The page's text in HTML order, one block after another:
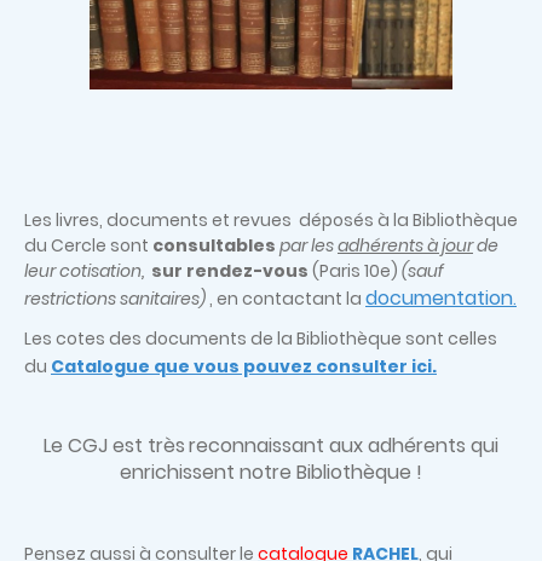
Les livres, documents et revues déposés à la Bibliothèque
du Cercle sont consultables par lesadhérents à jourde
leur cotisation, sur rendez-vous (Paris 10e) (sauf
restrictions sanitaires), en contactant la documentation.
Les cotes des documents de la Bibliothèque sont celles
du Catalogue que vous pouvez consulter ici.
Le CGJ est trèsreconnaissant aux adhérents qui
enrichissent notre Bibliothèque !
Pensez aussi à consulter le catalogue RACHEL, qui